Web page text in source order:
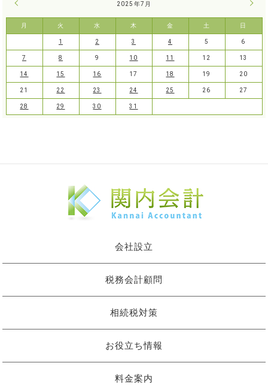
2025年7月
月 火 水 木 金 土 日
8月
1 2 3 4 5 6
7 8 9 10 11 12 13
14 15 16 17 18 19 20
21 22 23 24 25 26 27
28 29 30 31
会社設立
税務会計顧問
相続税対策
お役立ち情報
料金案内